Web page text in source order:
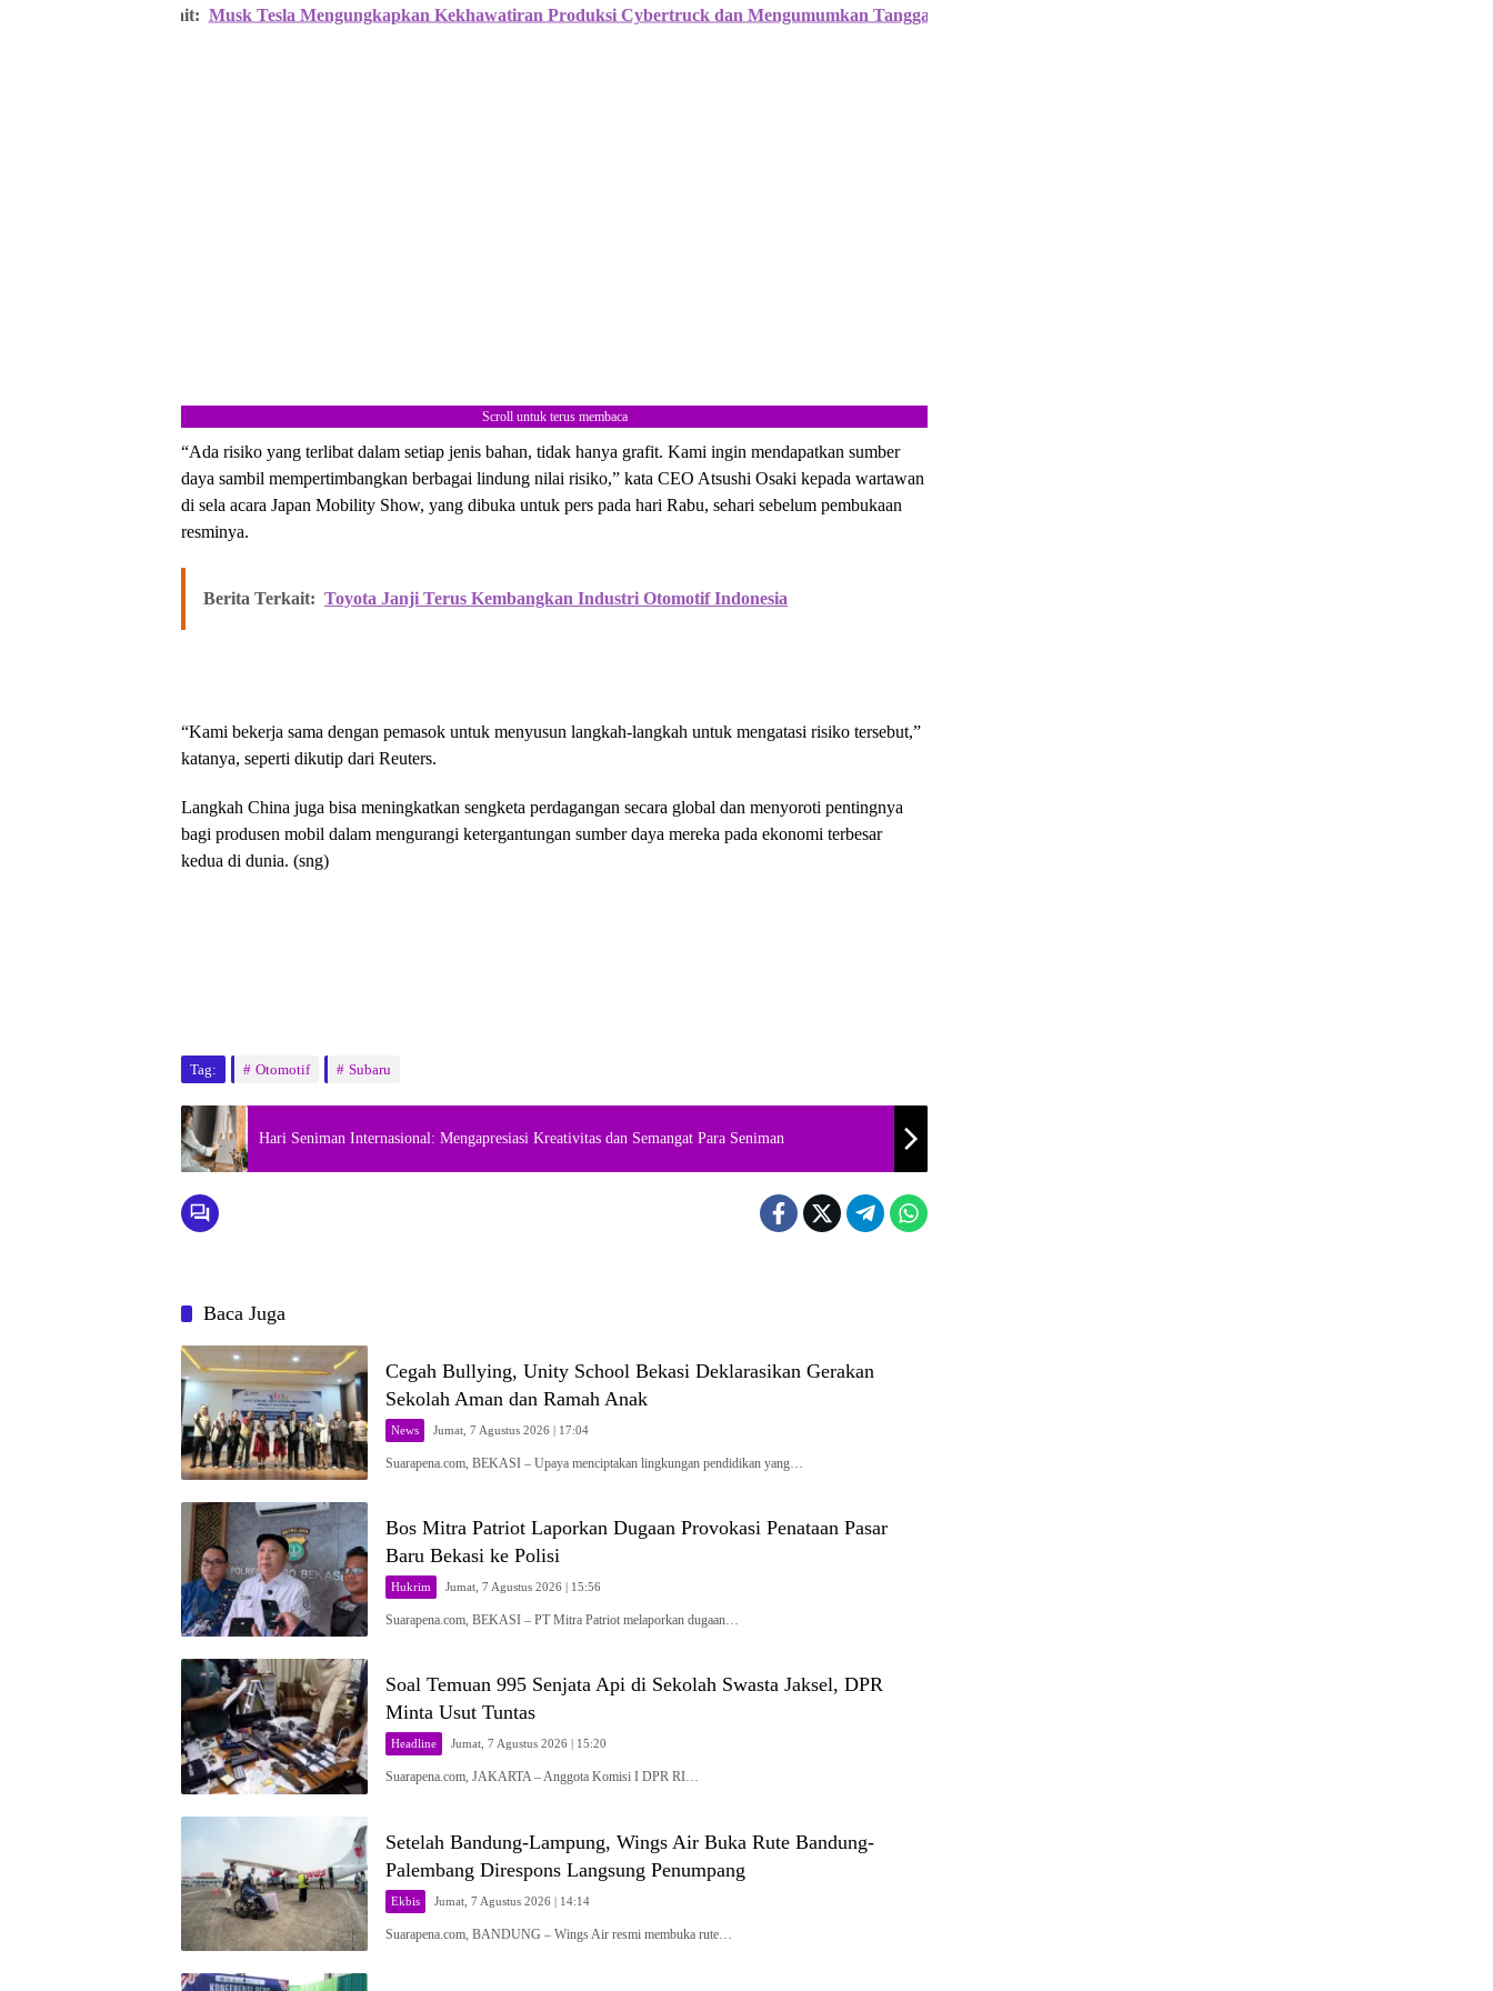
Berita Terkait: Musk Tesla Mengungkapkan Kekhawatiran Produksi Cybertruck dan Mengumumkan Tanggal Pengiriman
Scroll untuk terus membaca
“Ada risiko yang terlibat dalam setiap jenis bahan, tidak hanya grafit. Kami ingin mendapatkan sumber
daya sambil mempertimbangkan berbagai lindung nilai risiko,” kata CEO Atsushi Osaki kepada wartawan
di sela acara Japan Mobility Show, yang dibuka untuk pers pada hari Rabu, sehari sebelum pembukaan
resminya.
Berita Terkait: Toyota Janji Terus Kembangkan Industri Otomotif Indonesia
“Kami bekerja sama dengan pemasok untuk menyusun langkah-langkah untuk mengatasi risiko tersebut,”
katanya, seperti dikutip dari Reuters.
Langkah China juga bisa meningkatkan sengketa perdagangan secara global dan menyoroti pentingnya
bagi produsen mobil dalam mengurangi ketergantungan sumber daya mereka pada ekonomi terbesar
kedua di dunia. (sng)
Tag: Otomotif Subaru
Hari Seniman Internasional: Mengapresiasi Kreativitas dan Semangat Para Seniman
Baca Juga
Cegah Bullying, Unity School Bekasi Deklarasikan Gerakan
Sekolah Aman dan Ramah Anak
News Jumat, 7 Agustus 2026 | 17:04
Suarapena.com, BEKASI – Upaya menciptakan lingkungan pendidikan yang…
Bos Mitra Patriot Laporkan Dugaan Provokasi Penataan Pasar
Baru Bekasi ke Polisi
Hukrim Jumat, 7 Agustus 2026 | 15:56
Suarapena.com, BEKASI – PT Mitra Patriot melaporkan dugaan…
Soal Temuan 995 Senjata Api di Sekolah Swasta Jaksel, DPR
Minta Usut Tuntas
Headline Jumat, 7 Agustus 2026 | 15:20
Suarapena.com, JAKARTA – Anggota Komisi I DPR RI…
Setelah Bandung-Lampung, Wings Air Buka Rute Bandung-
Palembang Direspons Langsung Penumpang
Ekbis Jumat, 7 Agustus 2026 | 14:14
Suarapena.com, BANDUNG – Wings Air resmi membuka rute…